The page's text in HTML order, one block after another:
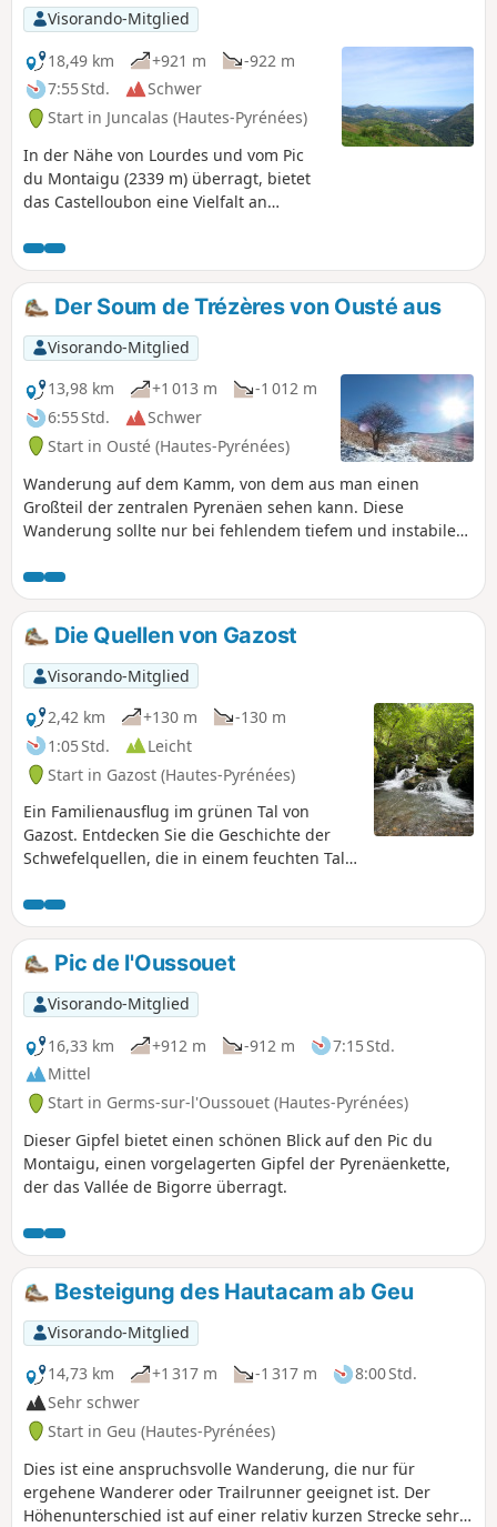
Visorando-Mitglied
18,49 km
+921 m
-922 m
7:55 Std.
Schwer
Start in Juncalas (Hautes-Pyrénées)
In der Nähe von Lourdes und vom Pic
du Montaigu (2339 m) überragt, bietet
das Castelloubon eine Vielfalt an
Wanderrouten unterschiedlicher Länge
erkunden kann. Diese Rundwanderung,
die in Juncalas beginnt, führt über
einige Abschnitte dieser Routen und
ermöglicht es, den östlichen Teil dieser
Region in den Hautes-Pyrénées mit
Wäldern, Weiden und Bergrücken zu
entdecken. So kann man die
Hochgebirgskette, das Vorgebirge und
die Ebene bewundern. Die Route
ermöglicht den Aufstieg auf den Soum
de Trées und den Tuquet de Lhési sowie
den Besuch der Dörfer Gazost, Ourdon,
Der Soum de Trézères von Ousté aus
Visorando-Mitglied
13,98 km
+1 013 m
-1 012 m
6:55 Std.
Schwer
Start in Ousté (Hautes-Pyrénées)
Wanderung auf dem Kamm, von dem aus man einen
Großteil der zentralen Pyrenäen sehen kann. Diese
Wanderung sollte nur bei fehlendem tiefem und instabilem
Ourdon erfordert einen guten Orientierungssinn.
Die Quellen von Gazost
Visorando-Mitglied
2,42 km
+130 m
-130 m
1:05 Std.
Leicht
Start in Gazost (Hautes-Pyrénées)
Ein Familienausflug im grünen Tal von
Gazost. Entdecken Sie die Geschichte der
Schwefelquellen, die in einem feuchten Tal
des benachbarten Tals speisen.
Pic de l'Oussouet
Visorando-Mitglied
16,33 km
+912 m -912 m
7:15 Std.
Mittel
Start in Germs-sur-l'Oussouet (Hautes-Pyrénées)
Dieser Gipfel bietet einen schönen Blick auf den Pic du
Montaigu, einen vorgelagerten Gipfel der Pyrenäenkette,
der das Vallée de Bigorre überragt.
Besteigung des Hautacam ab Geu
Visorando-Mitglied
14,73 km
+1 317 m -1 317 m
8:00 Std.
Sehr schwer
Start in Geu (Hautes-Pyrénées)
Dies ist eine anspruchsvolle Wanderung, die nur für
ergehene Wanderer oder Trailrunner geeignet ist. Der
Höhenunterschied ist auf einer relativ kurzen Strecke sehr